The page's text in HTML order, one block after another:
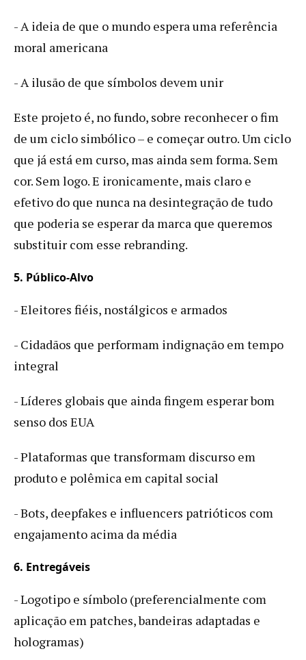
- A ideia de que o mundo espera uma referência
moral americana
- A ilusão de que símbolos devem unir
Este projeto é, no fundo, sobre reconhecer o fim
de um ciclo simbólico – e começar outro. Um ciclo
que já está em curso, mas ainda sem forma. Sem
cor. Sem logo. E ironicamente, mais claro e
efetivo do que nunca na desintegração de tudo
que poderia se esperar da marca que queremos
substituir com esse rebranding.
5. Público-Alvo
- Eleitores fiéis, nostálgicos e armados
- Cidadãos que performam indignação em tempo
integral
- Líderes globais que ainda fingem esperar bom
senso dos EUA
- Plataformas que transformam discurso em
produto e polêmica em capital social
- Bots, deepfakes e influencers patrióticos com
engajamento acima da média
6. Entregáveis
- Logotipo e símbolo (preferencialmente com
aplicação em patches, bandeiras adaptadas e
hologramas)